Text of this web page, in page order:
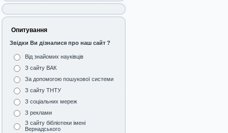
Опитування
Звідки Ви дізналися про наш сайт ?
Від знайомих науківців
З сайту ВАК
За допомогою пошукової системи
З сайту ТНТУ
З соціальних мереж
З реклами
З сайту бібліотеки імені
Вернадського